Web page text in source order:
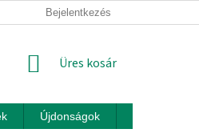
FELTÉTELEK (ÁSZF)
Bejelentkezés
KOSÁR
Üres kosár
Újdonságok